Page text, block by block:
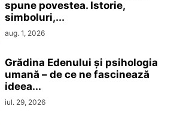
spune povestea. Istorie,
simboluri,...
aug. 1, 2026
Grădina Edenului și psihologia
umană – de ce ne fascinează
ideea...
iul. 29, 2026